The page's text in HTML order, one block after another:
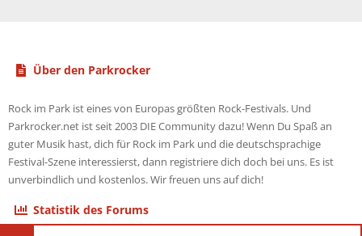
Über den Parkrocker
Rock im Park ist eines von Europas größten Rock-Festivals. Und
Parkrocker.net ist seit 2003 DIE Community dazu! Wenn Du Spaß an
guter Musik hast, dich für Rock im Park und die deutschsprachige
Festival-Szene interessierst, dann registriere dich doch bei uns. Es ist
unverbindlich und kostenlos. Wir freuen uns auf dich!
Statistik des Forums